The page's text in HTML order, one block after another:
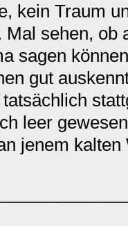
kein Traum
sehen, ob
sagen
gut
leer
jenem